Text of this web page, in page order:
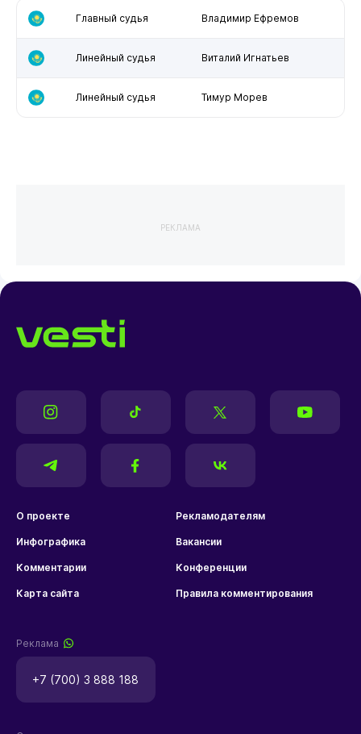
Главный судья Владимир Ефремов
Линейный судья Виталий Игнатьев
Линейный судья Тимур Морев
РЕКЛАМА
О проекте Рекламодателям
Инфографика Вакансии
Комментарии Конференции
Карта сайта Правила комментирования
Реклама
+7 (700) 3 888 188